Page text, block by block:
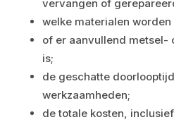
vervangen of
welke materialen worden
of er aanvullend metsel-
is;
de geschatte
werkzaamheden;
de totale kosten,